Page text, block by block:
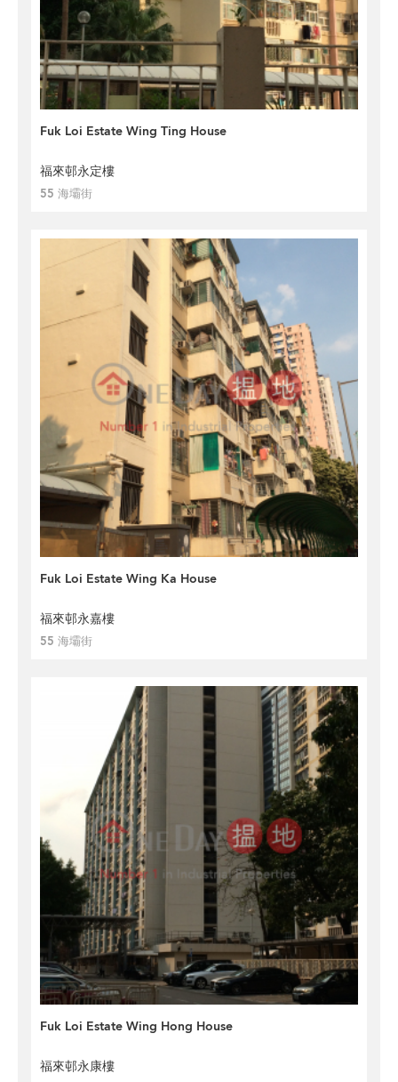
Fuk Loi Estate Wing Ting House
福來邨永定樓
55 海壩街
Fuk Loi Estate Wing Ka House
福來邨永嘉樓
55 海壩街
Fuk Loi Estate Wing Hong House
福來邨永康樓